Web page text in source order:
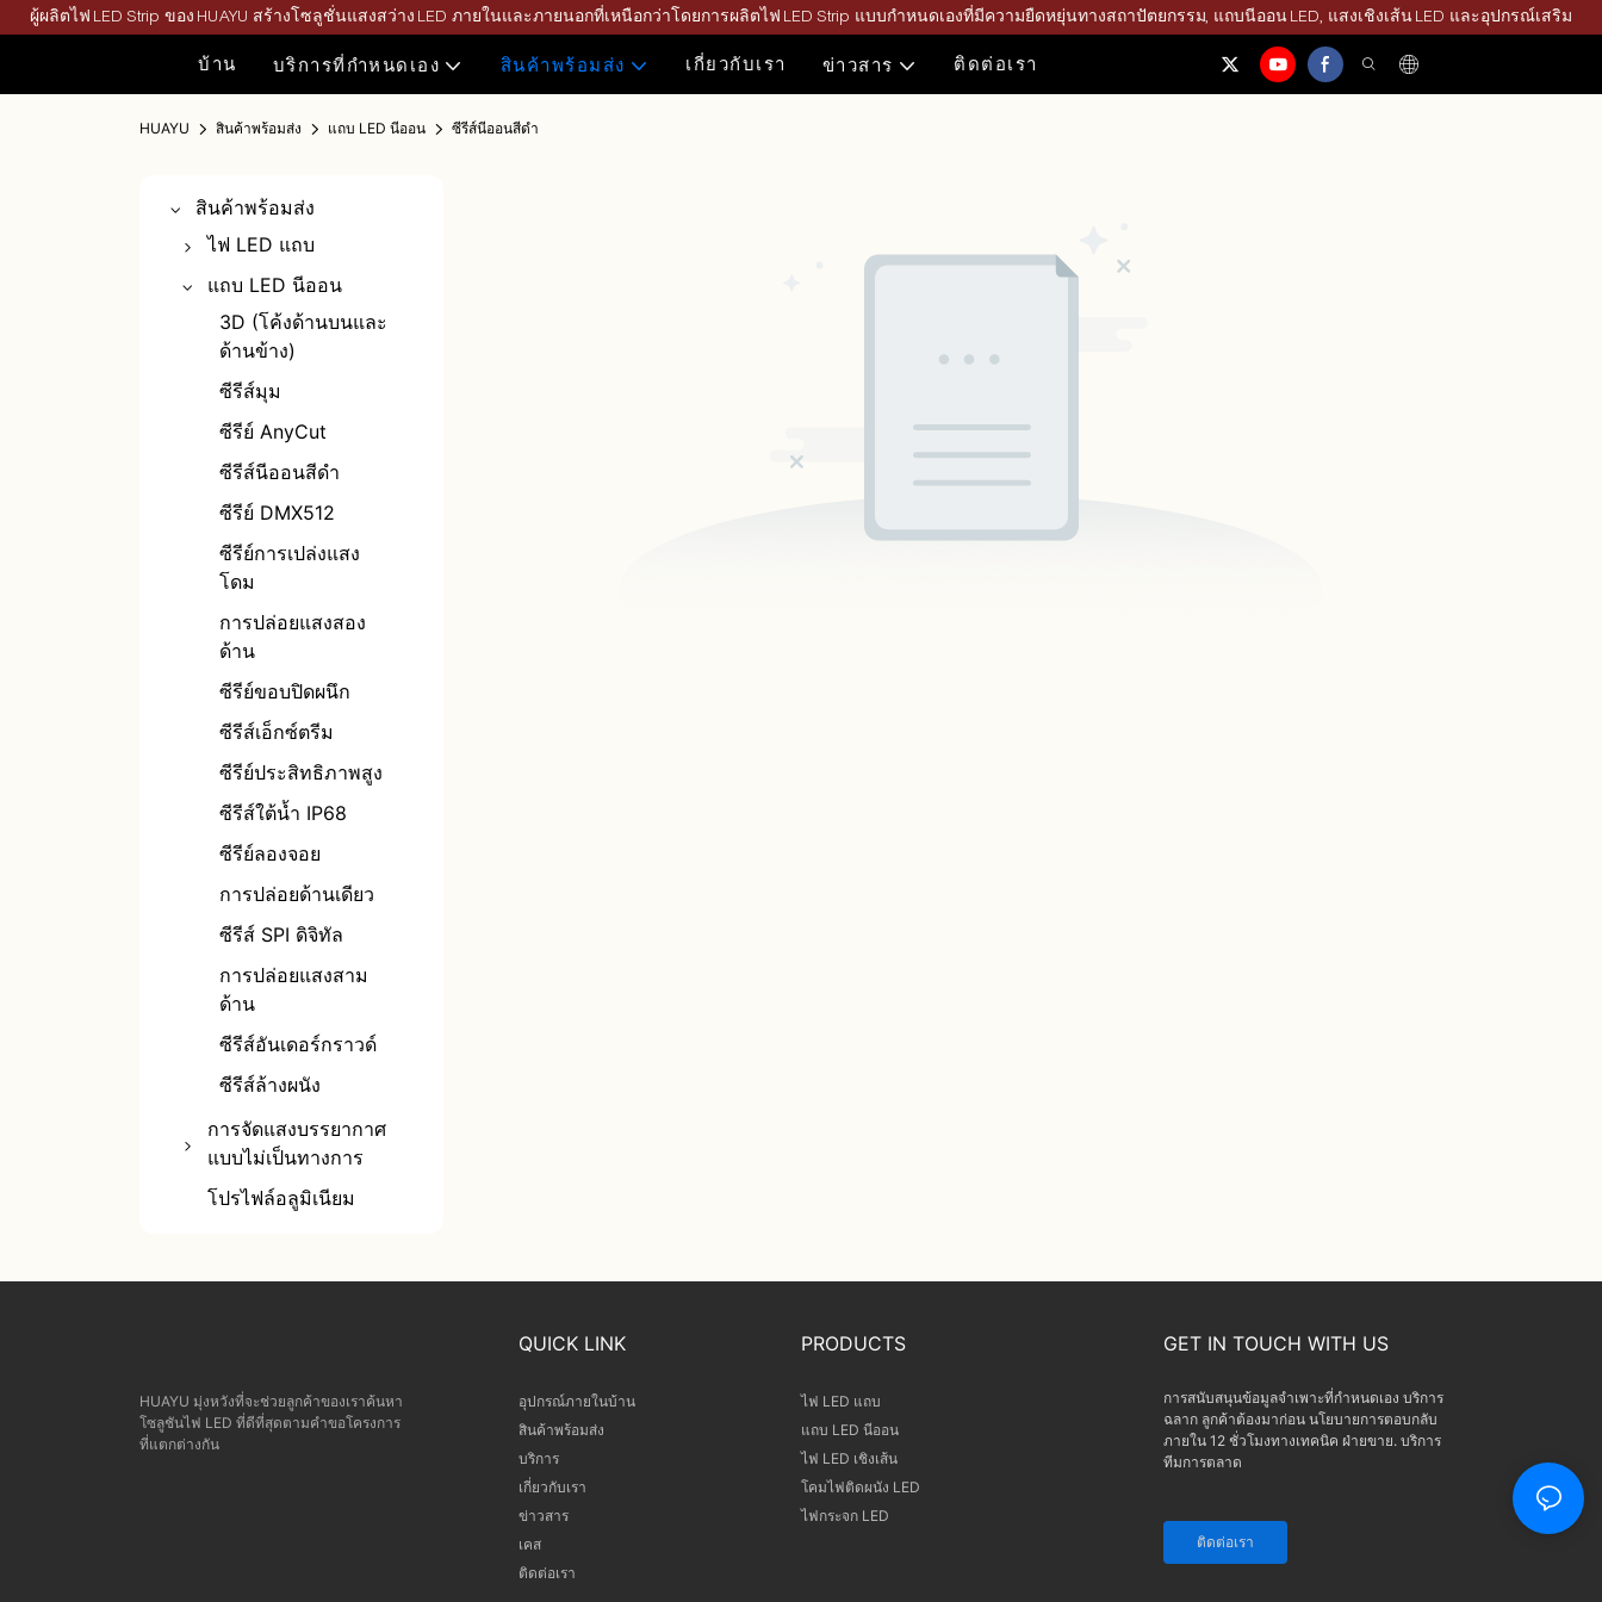
ผู้ผลิตไฟ LED Strip ของ HUAYU สร้างโซลูชั่นแสงสว่าง LED ภายในและภายนอกที่เหนือกว่าโดยการผลิตไฟ LED Strip แบบกำหนดเองที่มีความยืดหยุ่นทางสถาปัตยกรรม, แถบนีออน LED, แสงเชิงเส้น LED และอุปกรณ์เสริม
บ้าน บริการที่กำหนดเอง สินค้าพร้อมส่ง เกี่ยวกับเรา ข่าวสาร ติดต่อเรา
HUAYU สินค้าพร้อมส่ง แถบ LED นีออน ซีรีส์นีออนสีดำ
สินค้าพร้อมส่ง
ไฟ LED แถบ
แถบไฟ LED สีเดียว
แถบ LED สีคู่
RGB/RGBWW แถบ
ไฟ LED
ซัง LED Strip
แถบ LED คลื่นพิเศษ
แถบ LED
ประสิทธิภาพสูง
แถบ LED ลิงค์ยาว
SPI แถบไฟ LED
แถบนำ DMX512
แถบ LED นีออน
3D (โค้งด้านบนและ
ด้านข้าง)
ซีรีส์มุม
ซีรีย์ AnyCut
ซีรีส์นีออนสีดำ
ซีรีย์ DMX512
ซีรีย์การเปล่งแสง
โดม
การปล่อยแสงสอง
ด้าน
ซีรีย์ขอบปิดผนึก
ซีรีส์เอ็กซ์ตรีม
ซีรีย์ประสิทธิภาพสูง
ซีรีส์ใต้น้ำ IP68
ซีรีย์ลองจอย
การปล่อยด้านเดียว
ซีรีส์ SPI ดิจิทัล
การปล่อยแสงสาม
ด้าน
ซีรีส์อันเดอร์กราวด์
ซีรีส์ล้างผนัง
การจัดแสงบรรยากาศ
แบบไม่เป็นทางการ
แสงดัดเชิงเส้น
โปรไฟล์อลูมิเนียม
HUAYU มุ่งหวังที่จะช่วยลูกค้าของเราค้นหา
โซลูชันไฟ LED ที่ดีที่สุดตามคำขอโครงการ
ที่แตกต่างกัน
QUICK LINK
อุปกรณ์ภายในบ้าน
สินค้าพร้อมส่ง
บริการ
เกี่ยวกับเรา
ข่าวสาร
เคส
ติดต่อเรา
PRODUCTS
ไฟ LED แถบ
แถบ LED นีออน
ไฟ LED เชิงเส้น
โคมไฟติดผนัง LED
ไฟกระจก LED
GET IN TOUCH WITH US
การสนับสนุนข้อมูลจำเพาะที่กำหนดเอง บริการ
ฉลาก ลูกค้าต้องมาก่อน นโยบายการตอบกลับ
ภายใน 12 ชั่วโมงทางเทคนิค ฝ่ายขาย. บริการ
ทีมการตลาด
ติดต่อเรา